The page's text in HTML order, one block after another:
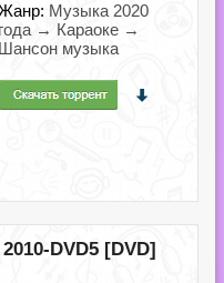
Музыка 2020
года → Караоке →
Шансон музыка
DVD5 [DVD]